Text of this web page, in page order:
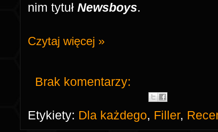
nim tytuł Newsboys.
Czytaj więcej »
Brak komentarzy:
Etykiety: Dla każdego, Filler,